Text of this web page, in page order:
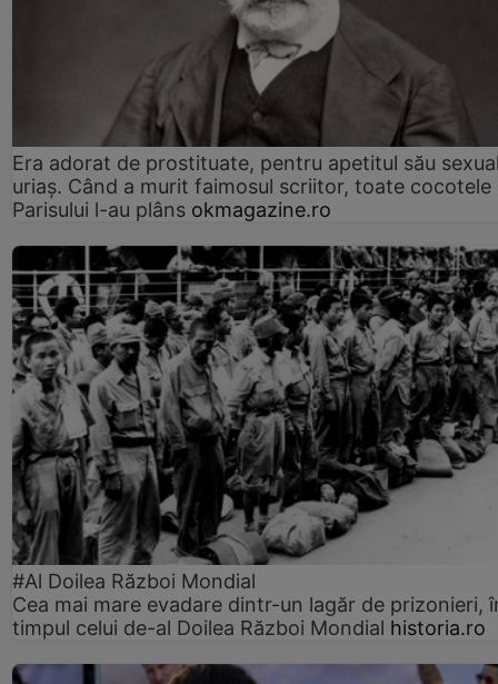
Era adorat de prostituate, pentru apetitul său
uriaș. Când a murit faimosul scriitor, toate cocotele
Parisului l-au plâns okmagazine.ro
#Al Doilea Război Mondial
Cea mai mare evadare dintr-un lagăr de prizonieri,
timpul celui de-al Doilea Război Mondial historia.ro